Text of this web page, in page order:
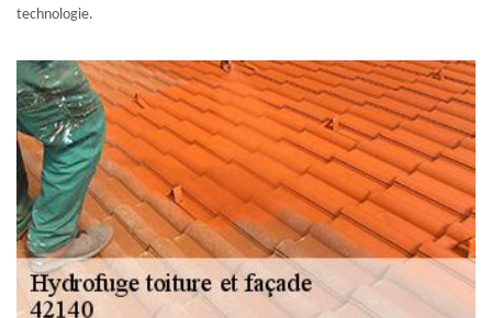
technologie.